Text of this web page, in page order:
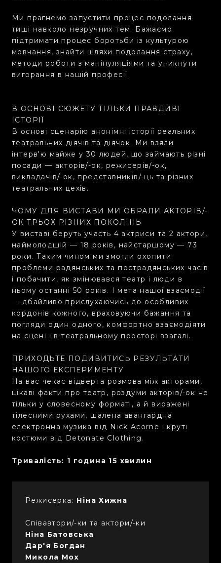
Ми прагнемо запустити процес подолання
тиші навколо незручних тем. Бажаємо
підтримати процес боротьби із культурою
мовчання, знайти шляхи подолання страху,
методи роботи з маніпуляціями та уникнути
вигорання в нашій професії.
В ОСНОВІ СЮЖЕТУ ТІЛЬКИ ПРАВДИВІ
ІСТОРІЇ
В основі сценарію анонімні історії реальних
театральних діячів та діячок. Ми взяли
інтерв'ю майже у 30 людей, що займають різні
посади — акторів/-ок, режисерів/-ок,
викладачів/-ок, представників/-ць та різних
театральних цехів.
ЧОМУ ДЛЯ ВИСТАВИ МИ ОБРАЛИ АКТОРІВ/-
ОК ТРЬОХ РIЗНИХ ПОКОЛІНЬ
У виставі беруть участь 4 актриси та 2 актори,
наймолодшій — 18 років, найстаршому — 73
роки. Таким чином ми змогли охопити
проблеми радянських та пострадянських часів
і побачити, як змінювався театр і люди в
ньому останні 50 років. І мета нашої взаємодії
— дбайливо прислухаючись до особливих
кордонів кожного, враховуючи бажання та
погляди один одного, комфортно взаємодіяти
на сцені і в театральному просторі взагалі.
ПРИХОДЬТЕ ПОДИВИТИСЬ РЕЗУЛЬТАТИ
НАШОГО ЕКСПЕРИМЕНТУ
На вас чекає відверта розмова між акторами,
цікаві факти про театр, роздуми акторів/-ок не
тільки у словесному форматі, а й виражені
тілесними рухами, шалена авангардна
електронна музика від Nick Acorne і круті
костюми від Detonate Clothing.
Тривалість: 1 година 15 хвилин
Режисерка: Ніна Хижна
Cпівавтори/-ки та актори/-ки
Ніна Батовська
Дар'я Богдан
Микола Мох